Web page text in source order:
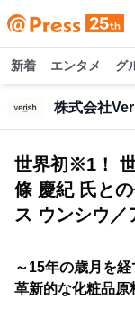
新着 エンタメ グ
株式会社
世界初※1！
條 慶紀 氏と
ス ウンシウ／
～15年の歳月を
革新的な化粧品原